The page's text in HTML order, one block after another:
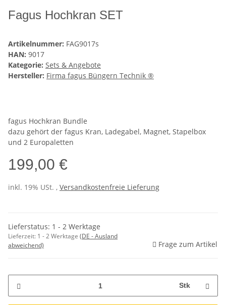
Fagus Hochkran SET
Artikelnummer: FAG9017s
HAN: 9017
Kategorie: Sets & Angebote
Hersteller: Firma fagus Büngern Technik ®
fagus Hochkran Bundle
dazu gehört der fagus Kran, Ladegabel, Magnet, Stapelbox
und 2 Europaletten
199,00 €
inkl. 19% USt. , Versandkostenfreie Lieferung
Lieferstatus: 1 - 2 Werktage
Lieferzeit: 1 - 2 Werktage (DE - Ausland
abweichend)
Frage zum Artikel
Stk